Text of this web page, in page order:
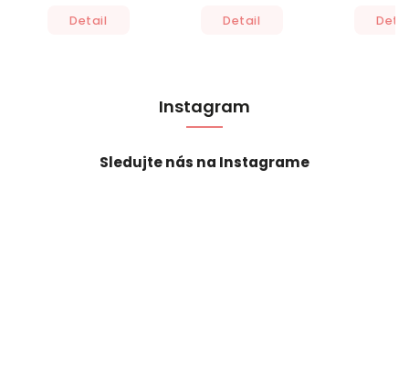
Detail Detail
Instagram
Sledujte nás na Instagrame